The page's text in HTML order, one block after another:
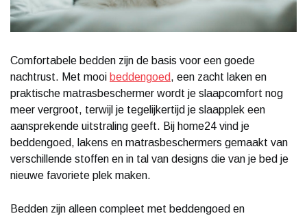
Comfortabele bedden zijn de basis voor een goede
nachtrust. Met mooi beddengoed, een zacht laken en
praktische matrasbeschermer wordt je slaapcomfort nog
meer vergroot, terwijl je tegelijkertijd je slaapplek een
aansprekende uitstraling geeft. Bij home24 vind je
beddengoed, lakens en matrasbeschermers gemaakt van
verschillende stoffen en in tal van designs die van je bed je
nieuwe favoriete plek maken.
Bedden zijn alleen compleet met beddengoed en